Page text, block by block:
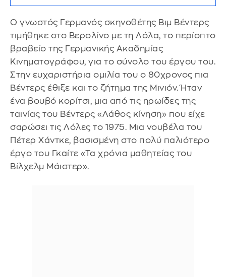
Ο γνωστός Γερμανός σκηνοθέτης Βιμ Βέντερς
τιμήθηκε στο Βερολίνο με τη Λόλα, το περίοπτο
βραβείο της Γερμανικής Ακαδημίας
Κινηματογράφου, για το σύνολο του έργου του.
Στην ευχαριστήρια ομιλία του ο 80χρονος πια
Βέντερς έθιξε και το ζήτημα της Μινιόν. Ήταν
ένα βουβό κορίτσι, μια από τις ηρωίδες της
ταινίας του Βέντερς «Λάθος κίνηση» που είχε
σαρώσει τις Λόλες το 1975. Μια νουβέλα του
Πέτερ Χάντκε, βασισμένη στο πολύ παλιότερο
έργο του Γκαίτε «Τα χρόνια μαθητείας του
Βίλχελμ Μάιστερ».